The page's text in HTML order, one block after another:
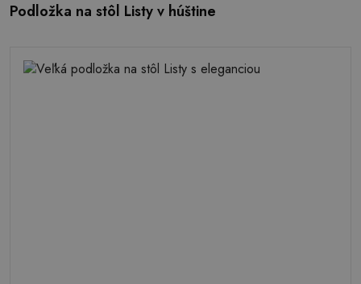
Podložka na stôl Listy v húštine